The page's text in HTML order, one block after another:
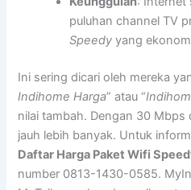
puluhan channel TV
Speedy yang
Ini sering dicari oleh mereka
Indihome Harga” atau “
nilai tambah. Dengan 30 Mbps
jauh lebih banyak. Untuk
Daftar Harga Paket Wifi
number 0813-1430-0585.